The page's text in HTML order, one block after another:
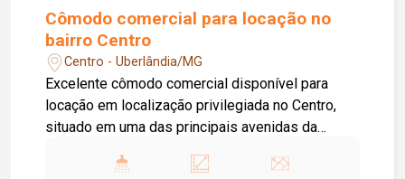
Cômodo comercial para locação no
bairro Centro
Centro - Uberlândia/MG
Excelente cômodo comercial disponível para
locação em localização privilegiada no Centro,
situado em uma das principais avenidas da
grande visibilidade e fácil acesso. O imóvel